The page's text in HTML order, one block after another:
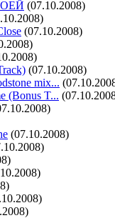
(07.10.2008)
(07.10.2008)
(07.10.2008)
mix...
(Bonus T...
(07.10.2008)